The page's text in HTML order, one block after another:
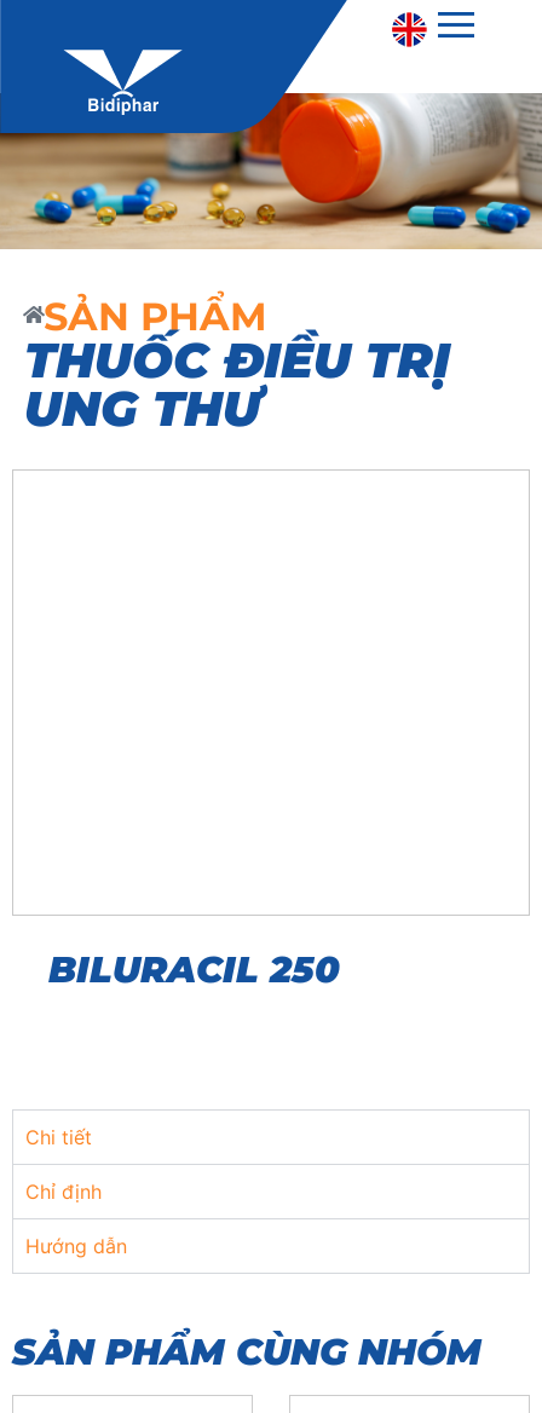
SẢN PHẨM
THUỐC ĐIỀU TRỊ
UNG THƯ
BILURACIL 250
Chi tiết
Chỉ định
Hướng dẫn
SẢN PHẨM CÙNG NHÓM